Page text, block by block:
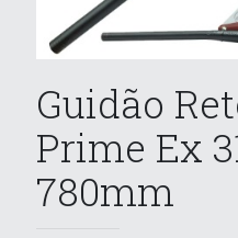
Guidão
Prime Ex
780mm